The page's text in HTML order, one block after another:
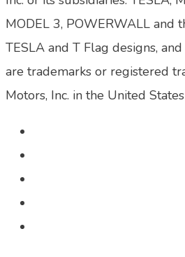
MODEL 3, POWERWALL and
TESLA and T Flag designs,
are trademarks or registered
Motors, Inc. in the United